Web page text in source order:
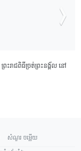
គ័ល នៅ សម្តេចតេជោ ហ៊ុន
សំណួរ ចម្លើយ